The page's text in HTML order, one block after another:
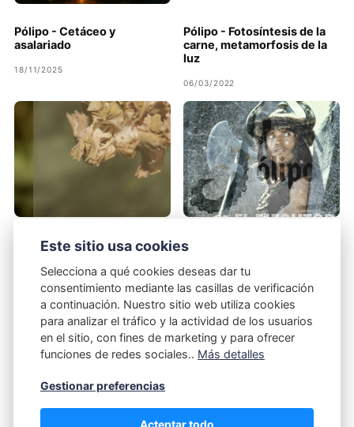
Pólipo - Cetáceo y
asalariado
18/11/2025
Pólipo - Fotosíntesis de la
carne, metamorfosis de la
luz
06/03/2022
Pólipo - Nefrítico
06/04/2021
Pólipo el ejecutor
15/12/2025
DESIGNED BY PAWBOSS USING
Este sitio usa cookies
Selecciona a qué cookies deseas dar tu
consentimiento mediante las casillas de verificación
a continuación. Nuestro sitio web utiliza cookies
para analizar el tráfico y la actividad de los usuarios
en el sitio, con fines de marketing y para ofrecer
funciones de redes sociales.. Más detalles
Gestionar preferencias
Acteptar todo